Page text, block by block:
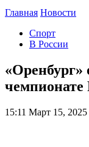
Главная Новости
Спорт
В России
чемпионате
15:11 Март 15, 2025